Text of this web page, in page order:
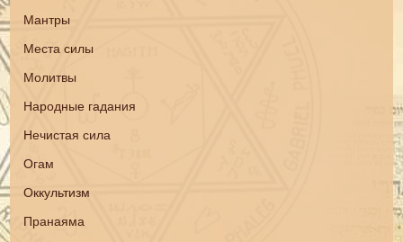
Мантры
Места силы
Молитвы
Народные гадания
Нечистая сила
Огам
Оккультизм
Пранаяма